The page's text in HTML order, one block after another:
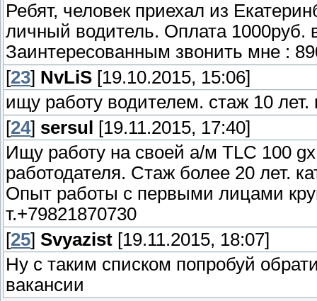
Ребят, человек приехал из
личный водитель. Оплата 1000руб.
Заинтересованным звонить мне :
[23] NvLiS [19.10.2015, 15:06]
ищу работу водителем. стаж 10
[24] sersul
[19.11.2015, 17:40]
Ищу работу на своей а/м TLC 100
работодателя. Стаж более 20 лет.
Опыт работы с первыми лицами
т.+79821870730
[25] Svyazist [19.11.2015, 18:07]
Ну с таким списком попробуй
вакансии